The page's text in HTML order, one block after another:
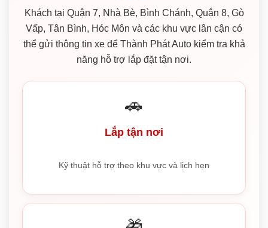
Khách tại Quận 7, Nhà Bè, Bình Chánh, Quận 8, Gò
Vấp, Tân Bình, Hóc Môn và các khu vực lân cận có
thể gửi thông tin xe để Thành Phát Auto kiểm tra khả
năng hỗ trợ lắp đặt tận nơi.
🚗
Lắp tận nơi
Kỹ thuật hỗ trợ theo khu vực và lịch hẹn